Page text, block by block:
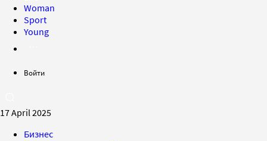
Woman
Sport
Young
Войти
17 April 2025
Бизнес